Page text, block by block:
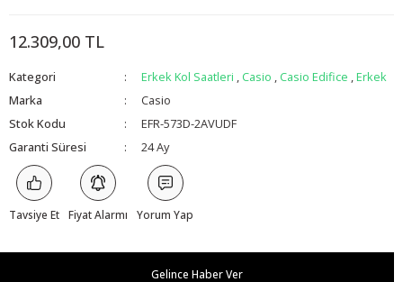
12.309,00 TL
Kategori Erkek Kol Saatleri , Casio , Casio Edifice ,Erkek
Marka
Casio
Stok Kodu
EFR-573D-2AVUDF
Garanti Süresi
24 Ay
Tavsiye Et Fiyat Alarmı Yorum Yap
Gelince Haber Ver